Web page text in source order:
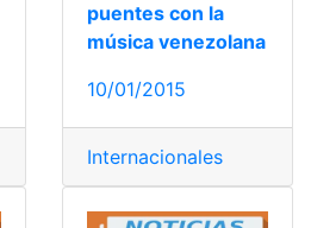
puentes con la
música venezolana
10/01/2015
Internacionales